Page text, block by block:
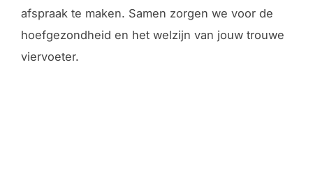
afspraak te maken. Samen zorgen we voor de
hoefgezondheid en het welzijn van jouw trouwe
viervoeter.